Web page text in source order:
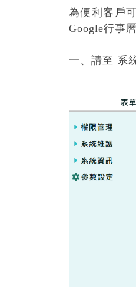
為便利客戶
Google行事
一、請至 系